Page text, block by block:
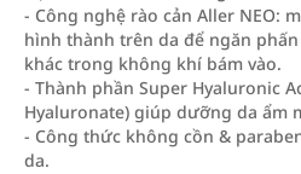
- Công nghệ rào cản Aller NEO:
hình thành trên da để ngăn
khác trong không khí bám vào.
- Thành phần Super Hyaluronic
Hyaluronate) giúp dưỡng da ẩm
- Công thức không cồn &
da.